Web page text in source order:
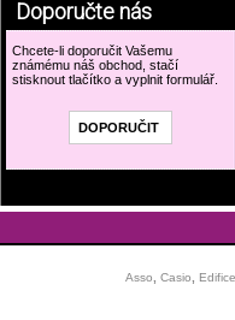
Doporučte nás
Chcete-li doporučit Vašemu
známému náš obchod, stačí
stisknout tlačítko a vyplnit formulář.
Asso
Casio Edifice